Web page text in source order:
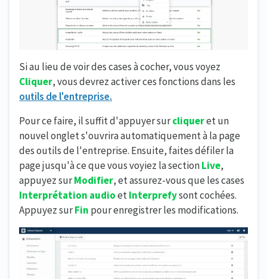
Si au lieu de voir des cases à cocher, vous voyez
Cliquer, vous devrez activer ces fonctions dans les
outils de l'entreprise.
Pour ce faire, il suffit d'appuyer surcliqueret un
nouvel onglet s'ouvrira automatiquement à la page
des outils de l'entreprise. Ensuite, faites défiler la
page jusqu'à ce que vous voyiez la sectionLive,
appuyez surModifier, et assurez-vous que les cases
Interprétation audioetInterprefysont cochées.
Appuyez surFin pour enregistrer les modifications.